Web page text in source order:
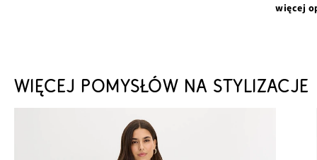
więcej
WIĘCEJ POMYSŁÓW NA STYLIZACJE